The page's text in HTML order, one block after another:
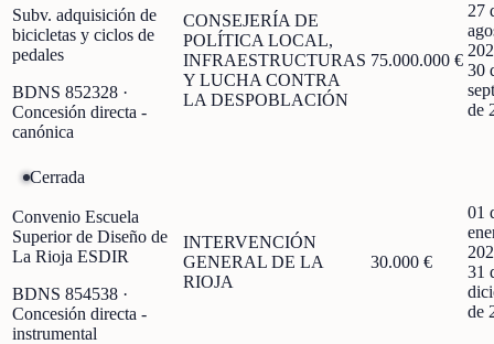
Subv. adquisición de
bicicletas y ciclos de
pedales
BDNS 852328 ·
Concesión directa -
canónica
CONSEJERÍA DE
POLÍTICA LOCAL,
INFRAESTRUCTURAS
Y LUCHA CONTRA
LA DESPOBLACIÓN
75.000.000 €
27
30
de
Cerrada
Convenio Escuela
Superior de Diseño de
La Rioja ESDIR
BDNS 854538 ·
Concesión directa -
instrumental
INTERVENCIÓN
GENERAL DE LA
RIOJA
30.000 €
01
31
de